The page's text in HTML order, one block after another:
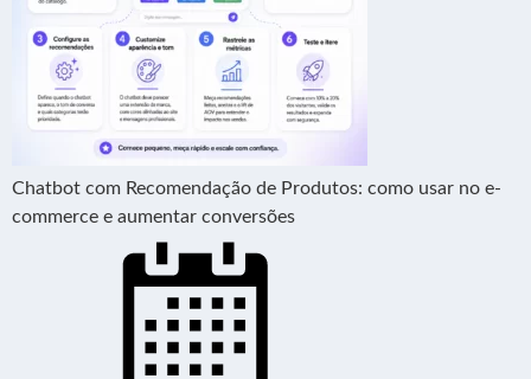
Chatbot com Recomendação de Produtos: como usar no e-
commerce e aumentar conversões